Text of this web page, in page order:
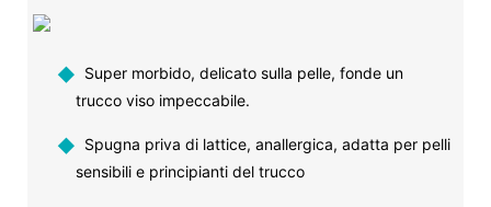
◆ Super morbido, delicato sulla pelle, fonde un
trucco viso impeccabile.
◆ Spugna priva di lattice, anallergica, adatta per pelli
sensibili e principianti del trucco